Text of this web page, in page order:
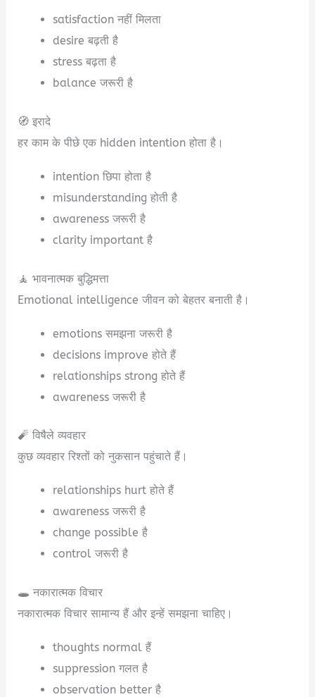
satisfaction नहीं मिलता
desire बढ़ती है
stress बढ़ता है
balance जरूरी है
🧭 इरादे
हर काम के पीछे एक hidden intention होता है।
intention छिपा होता है
misunderstanding होती है
awareness जरूरी है
clarity important है
🧘 भावनात्मक बुद्धिमत्ता
Emotional intelligence जीवन को बेहतर बनाती है।
emotions समझना जरूरी है
decisions improve होते हैं
relationships strong होते हैं
awareness जरूरी है
🧨 विषैले व्यवहार
कुछ व्यवहार रिश्तों को नुकसान पहुंचाते हैं।
relationships hurt होते हैं
awareness जरूरी है
change possible है
control जरूरी है
🕳️ नकारात्मक विचार
नकारात्मक विचार सामान्य हैं और इन्हें समझना चाहिए।
thoughts normal हैं
suppression गलत है
observation better है